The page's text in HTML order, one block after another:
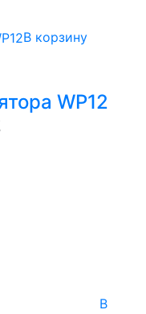
В корзину
WP12
В